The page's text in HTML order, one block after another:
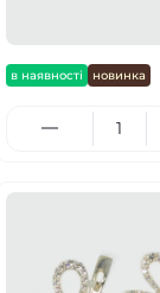
в наявності новинка